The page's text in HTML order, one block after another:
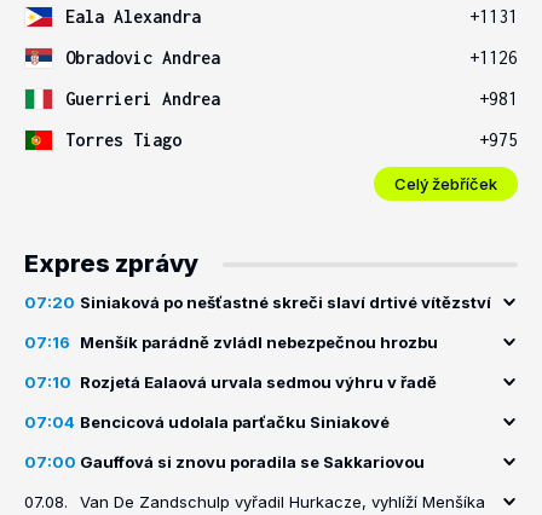
Eala Alexandra
+1131
Obradovic Andrea
+1126
Guerrieri Andrea
+981
Torres Tiago
+975
Celý žebříček
Expres zprávy
07:20 Siniaková po nešťastné skreči slaví drtivé vítězství
07:16 Menšík parádně zvládl nebezpečnou hrozbu
07:10 Rozjetá Ealaová urvala sedmou výhru v řadě
07:04 Bencicová udolala parťačku Siniakové
07:00 Gauffová si znovu poradila se Sakkariovou
07.08. Van De Zandschulp vyřadil Hurkacze, vyhlíží Menšíka